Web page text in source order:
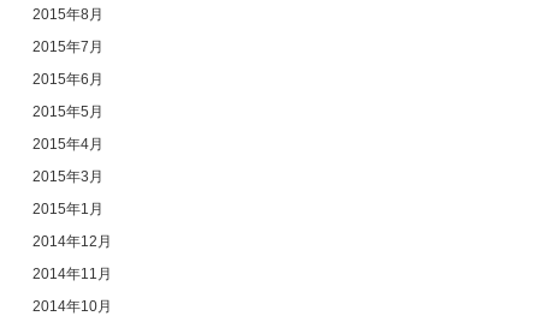
2015年8月
2015年7月
2015年6月
2015年5月
2015年4月
2015年3月
2015年1月
2014年12月
2014年11月
2014年10月